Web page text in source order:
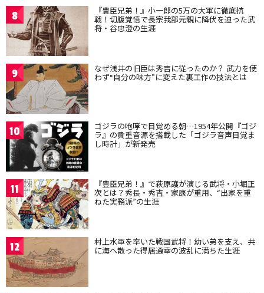
8 『豊臣兄弟！』小一郎の5万の大軍に徹底抗
戦！切腹覚悟で長宗我部元親に降伏を迫った武
将・谷忠澄の生涯
9 なぜ浅井の旧臣は秀吉に従ったのか？ 武力を使
わず“自分の味方”に変えた裏工作の技法とは
10 ゴジラの咆哮で目覚める朝…1954年公開『ゴジ
ラ』の貴重音源を搭載した「ゴジラ音声目覚ま
し時計」が新発売
11 『豊臣兄弟！』で萩原護が演じる武将・小堀正
次とは？秀長・秀吉・家康が重用、“出家を重
ねた実務派”の生涯
12 村上水軍を率いた戦国武将！幼い弟を支え、共
に海へ散った得居通幸の波乱に満ちた生涯